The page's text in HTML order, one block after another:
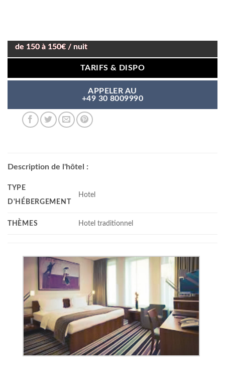
de 150 à 150€ / nuit
TARIFS & DISPO
APPELER AU
+49 30 8009990
Description de l'hôtel :
TYPE
D'HÉBERGEMENT
Hotel
THÈMES Hotel traditionnel